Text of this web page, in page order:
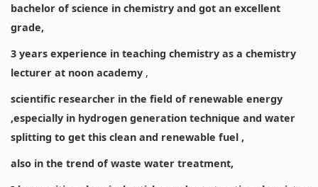
bachelor of science in chemistry and got an excellent
grade,
3 years experience in teaching chemistry as a chemistry
lecturer at noon academy ,
scientific researcher in the field of renewable energy
,especially in hydrogen generation technique and water
splitting to get this clean and renewable fuel ,
also in the trend of waste water treatment,